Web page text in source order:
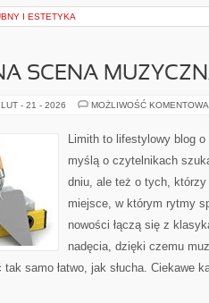
I ESTETYKA
SCENA
LUT - 21 - 2026 MOŻLIWOŚĆ
Limith to lifestylowy blog
myślą o czytelnikach
dniu, ale też o tych,
miejsce, w którym rytmy
nowości łączą się z
nadęcia, dzięki czemu
samo łatwo, jak słucha. Ciekawe